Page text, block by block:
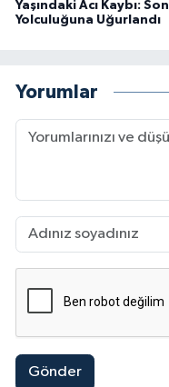
Yaşındaki Acı Kaybı: Son
Yolculuğuna Uğurlandı
Yorumlar
Gönder